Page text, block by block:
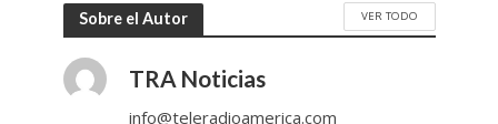
Sobre el Autor VER TODO
TRA Noticias
info@teleradioamerica.com